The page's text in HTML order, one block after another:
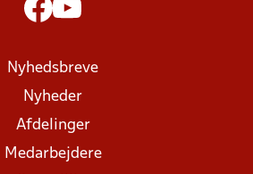
Nyhedsbreve
Nyheder
Afdelinger
Medarbejdere